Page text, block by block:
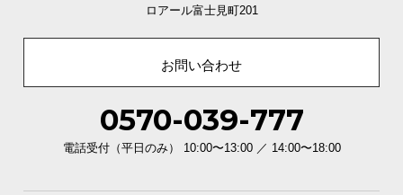
ロアール富士見町201
お問い合わせ
0570-039-777
電話受付（平日のみ） 10:00〜13:00 ／ 14:00〜18:00